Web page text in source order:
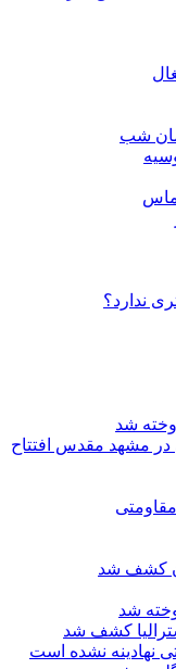
شب
ندارد؟
شد
در مشهد مقدس افتتاح
کشف شد
کشف شد
نهادینه نشده است